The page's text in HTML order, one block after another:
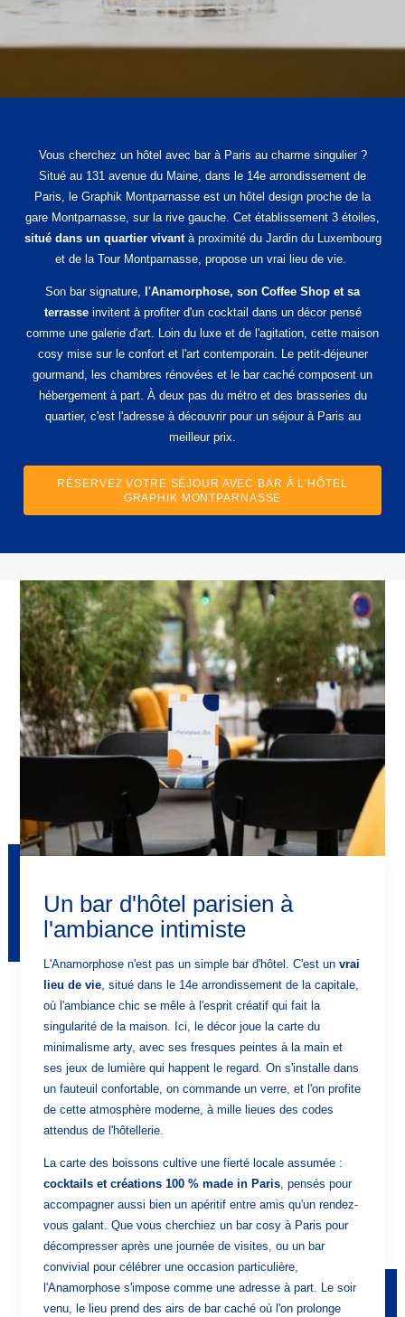
Vous cherchez un hôtel avec bar à Paris au charme singulier ?
Situé au 131 avenue du Maine, dans le 14e arrondissement de
Paris, le Graphik Montparnasse est un hôtel design proche de la
gare Montparnasse, sur la rive gauche. Cet établissement 3 étoiles,
situé dans un quartier vivantà proximité du Jardin du Luxembourg
et de la Tour Montparnasse, propose un vrai lieu de vie.
Son bar signature, l'Anamorphose, son Coffee Shop et sa
terrasseinvitent à profiter d'un cocktail dans un décor pensé
comme une galerie d'art. Loin du luxe et de l'agitation, cette maison
cosy mise sur le confort et l'art contemporain. Le petit-déjeuner
gourmand, les chambres rénovées et le bar caché composent un
hébergement à part. À deux pas du métro et des brasseries du
quartier, c'est l'adresse à découvrir pour un séjour à Paris au
meilleur prix.
RÉSERVEZ VOTRE SÉJOUR AVEC BAR À L'HÔTEL
GRAPHIK MONTPARNASSE
Un bar d'hôtel parisien à
l'ambiance intimiste
L'Anamorphose n'est pas un simple bar d'hôtel. C'est un vrai
lieu de vie, situé dans le 14e arrondissement de la capitale,
où l'ambiance chic se mêle à l'esprit créatif qui fait la
singularité de la maison. Ici, le décor joue la carte du
minimalisme arty, avec ses fresques peintes à la main et
ses jeux de lumière qui happent le regard. On s'installe dans
un fauteuil confortable, on commande un verre, et l'on profite
de cette atmosphère moderne, à mille lieues des codes
attendus de l'hôtellerie.
La carte des boissons cultive une fierté locale assumée :
cocktails et créations 100 % made in Paris, pensés pour
accompagner aussi bien un apéritif entre amis qu'un rendez-
vous galant. Que vous cherchiez un bar cosy à Paris pour
décompresser après une journée de visites, ou un bar
convivial pour célébrer une occasion particulière,
l'Anamorphose s'impose comme une adresse à part. Le soir
venu, le lieu prend des airs de bar caché où l'on prolonge